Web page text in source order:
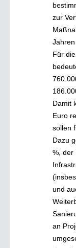
zur
Für
Damit
Euro
sollen
Dazu
%, der
und
an